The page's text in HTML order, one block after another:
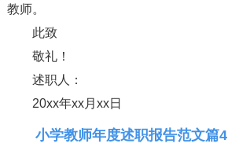
教师。
此致
敬礼！
述职人：
20xx年xx月xx日
小学教师年度述职报告范文篇4